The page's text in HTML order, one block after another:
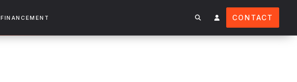
FINANCEMENT CONTACT